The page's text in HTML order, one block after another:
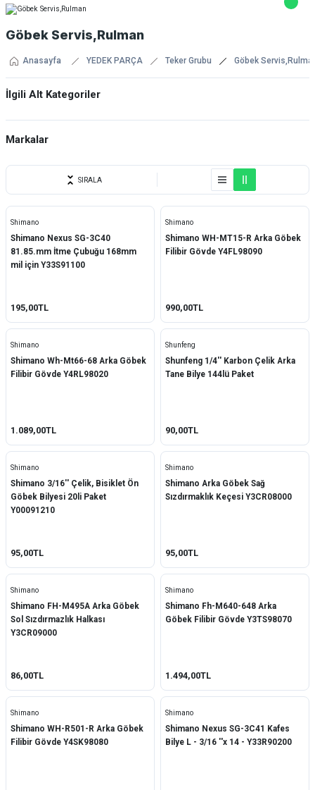
Göbek Servis,Rulman
Anasayfa YEDEK PARÇA Teker Grubu Göbek
İlgili Alt Kategoriler
Rulmanlar
Markalar
ARC
Koozer
QRD
Skf
SIRALA
Shimano
Shimano Nexus SG-3C40
81.85.mm İtme Çubuğu 168mm
mil için Y33S91100
195,00TL
Shimano
Shimano WH-MT15-R Arka Göbek
Filibir Gövde Y4FL98090
990,00TL
Shimano
Shimano Wh-Mt66-68 Arka Göbek
Filibir Gövde Y4RL98020
1.089,00TL
Shunfeng
Shunfeng 1/4'' Karbon Çelik Arka
Tane Bilye 144lü Paket
90,00TL
Shimano
Shimano 3/16'' Çelik, Bisiklet Ön
Göbek Bilyesi 20li Paket
Y00091210
95,00TL
Shimano
Shimano Arka Göbek Sağ
Sızdırmaklık Keçesi Y3CR08000
95,00TL
Shimano
Shimano FH-M495A Arka Göbek
Sol Sızdırmazlık Halkası
Y3CR09000
86,00TL
Shimano
Shimano Fh-M640-648 Arka
Göbek Filibir Gövde Y3TS98070
1.494,00TL
Shimano
Shimano WH-R501-R Arka Göbek
Filibir Gövde Y4SK98080
Shimano
Shimano Nexus SG-3C41 Kafes
Bilye L - 3/16 ''x 14 - Y33R90200